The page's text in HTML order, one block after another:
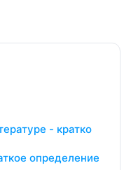
- кратко
определение